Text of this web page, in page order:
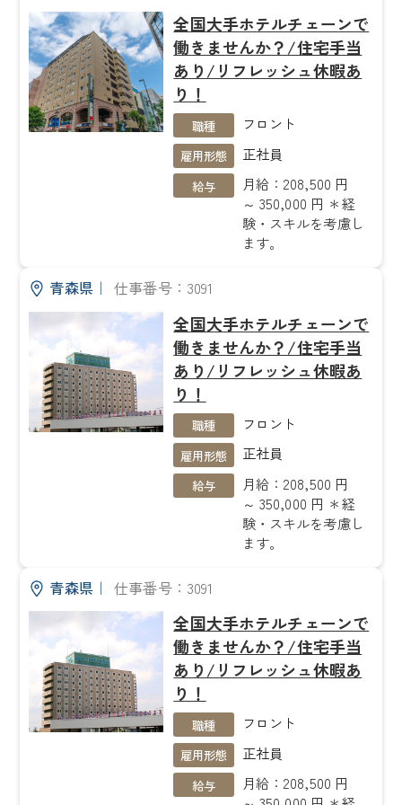
全国大手ホテルチェーンで
働きませんか？/住宅手当
あり/リフレッシュ休暇あ
り！
職種 フロント
雇用形態 正社員
給与
月給：208,500 円
～ 350,000 円 ＊経
験・スキルを考慮し
ます。
青森県｜ 仕事番号：3091
全国大手ホテルチェーンで
働きませんか？/住宅手当
あり/リフレッシュ休暇あ
り！
職種 フロント
雇用形態 正社員
給与
月給：208,500 円
～ 350,000 円 ＊経
験・スキルを考慮し
ます。
青森県｜ 仕事番号：3091
全国大手ホテルチェーンで
働きませんか？/住宅手当
あり/リフレッシュ休暇あ
り！
職種 フロント
雇用形態 正社員
給与
月給：208,500 円